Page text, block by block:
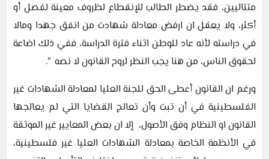
متتاليين، فقد يضطر الطالب للإنقطاع لظروف معينة لفصل أو
أكثر، ولا يعقل ان ارفض معادلة شهادت من انفق جهدا ومالا
في دراسته لأنه عاد للوطن اثناء فترة الدراسة، ففي ذلك اضاعة
لحقوق الناس، من هنا يجب النظر لروح القانون لا نصه ".
ورغم ان القانون أعطى الحق للجنة العليا لمعادلة الشهادات غير
الفلسطينية في أن تبت وأن تعالج القضايا التي لم يعالجها
القانون او النظام وفق الأصول، إلا ان بعض المعايير غير الموثقة
في الأنظمة الخاصة بمعادلة الشهادات العليا غير فلسطينية،